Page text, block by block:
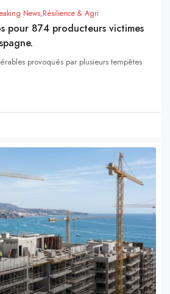
News,Résilience & Agri
pour 874 producteurs victimes
provoqués par plusieurs tempêtes